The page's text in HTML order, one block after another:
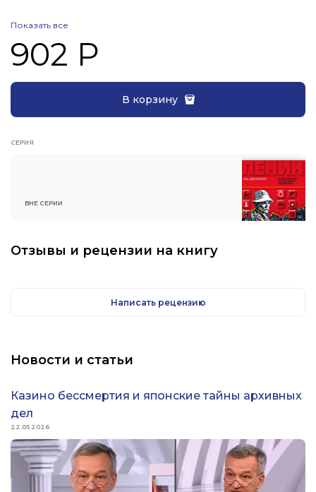
небылицы про Зорге. В новой книге историка, лауреата
премии ФСБ Р Ф Александра Куланова представлен
беспристрастный, опирающийся на огромный массив
ставшего гордостью и героем нашей страны.
Показать все
902 Р
В корзину
СЕРИЯ
ВНЕ СЕРИИ
Отзывы и рецензии на книгу
Написать рецензию
Новости и статьи
Казино бессмертия и японские тайны архивных
дел
22.05.2026